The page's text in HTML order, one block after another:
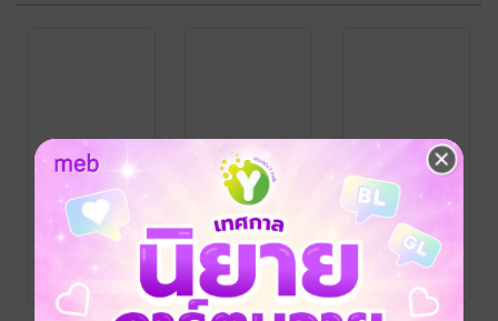
กรุณาเข้าสู่
ระบบก่อน
กรุณาเข้าสู่
ระบบก่อน
กรุณาเข้าสู่
ระบบก่อน